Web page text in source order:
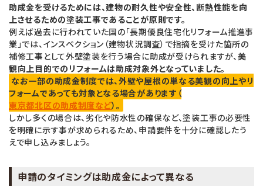
助成金を受けるためには、建物の耐久性や安全性、断熱性能を向
上させるための塗装工事であることが原則です。
例えば過去に行われていた国の「長期優良住宅化リフォーム推進事
業」では、インスペクション（建物状況調査）で指摘を受けた箇所の
補修工事として外壁塗装を行う場合に助成が受けられますが、 美
観向上目的でのリフォームは助成対象外となっていました。
なお一部の助成金制度では、外壁や屋根の単なる美観の向上やリ
フォームであっても対象となる場合があります（
東京都北区の助成制度など）。
しかし多くの場合は、劣化や防水性の確保など、塗装工事の必要性
を明確に示す事が求められるため、申請要件を十分に確認したう
えで申し込みましょう。
申請のタイミングは助成金によって異なる